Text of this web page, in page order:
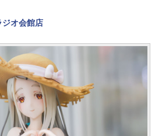
ジオ会館店